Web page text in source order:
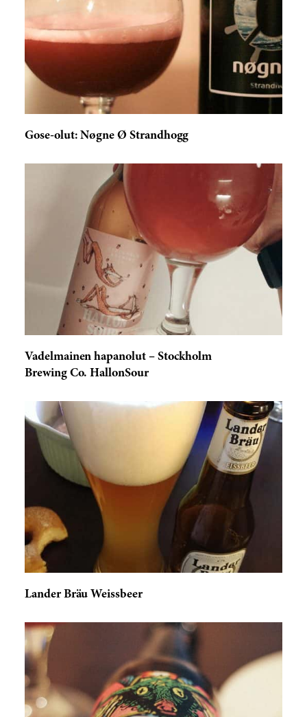
reviews
Gose-olut: Nøgne Ø Strandhogg
Vadelmainen hapanolut – Stockholm
Brewing Co. HallonSour
Lander Bräu Weissbeer